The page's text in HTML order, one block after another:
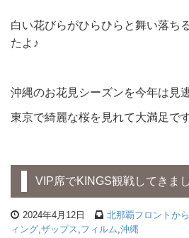
白い花びらがひらひらと舞い落ち
たよ♪
沖縄のお花見シーズンを今年は見
東京で綺麗な桜を見れて大満足で
VIP席でKINGS観戦してきま
2024年4月12日 北那覇フロントから
ィング,ザップス,フィルム,沖縄